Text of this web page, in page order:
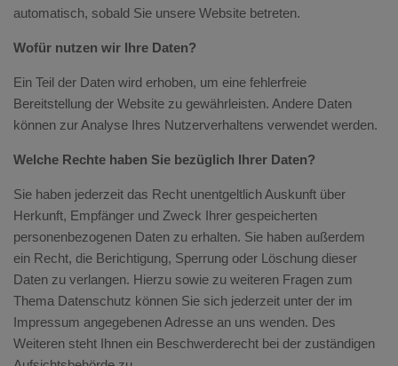
automatisch, sobald Sie unsere Website betreten.
Wofür nutzen wir Ihre Daten?
Ein Teil der Daten wird erhoben, um eine fehlerfreie
Bereitstellung der Website zu gewährleisten. Andere Daten
können zur Analyse Ihres Nutzerverhaltens verwendet werden.
Welche Rechte haben Sie bezüglich Ihrer Daten?
Sie haben jederzeit das Recht unentgeltlich Auskunft über
Herkunft, Empfänger und Zweck Ihrer gespeicherten
personenbezogenen Daten zu erhalten. Sie haben außerdem
ein Recht, die Berichtigung, Sperrung oder Löschung dieser
Daten zu verlangen. Hierzu sowie zu weiteren Fragen zum
Thema Datenschutz können Sie sich jederzeit unter der im
Impressum angegebenen Adresse an uns wenden. Des
Weiteren steht Ihnen ein Beschwerderecht bei der zuständigen